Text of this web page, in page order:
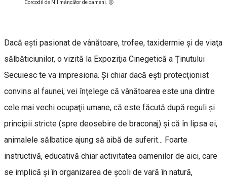
Corcodil de Nil mâncător de oameni. 😮
Dacă eşti pasionat de vânătoare, trofee, taxidermie şi de viaţa
sălbăticiunilor, o vizită la Expoziţia Cinegetică a Ţinutului
Secuiesc te va impresiona. Şi chiar dacă eşti protecţionist
convins al faunei, vei înţelege că vânătoarea este una dintre
cele mai vechi ocupaţii umane, că este făcută după reguli şi
principii stricte (spre deosebire de braconaj) şi că în lipsa ei,
animalele sălbatice ajung să aibă de suferit... Foarte
instructivă, educativă chiar activitatea oamenilor de aici, care
se implică şi în organizarea de şcoli de vară în natură,